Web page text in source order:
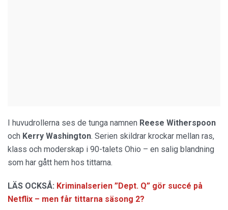
I huvudrollerna ses de tunga namnen Reese Witherspoon
och Kerry Washington. Serien skildrar krockar mellan ras,
klass och moderskap i 90-talets Ohio – en salig blandning
som har gått hem hos tittarna.
LÄS OCKSÅ: Kriminalserien ”Dept. Q” gör succé på
Netflix – men får tittarna säsong 2?